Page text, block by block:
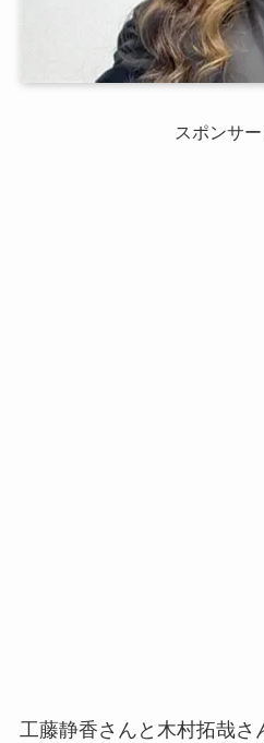
スポンサ
工藤静香さんと木村拓哉さ